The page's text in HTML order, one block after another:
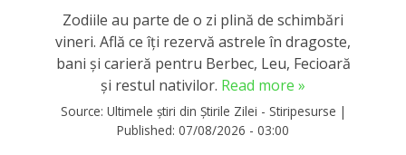
Zodiile au parte de o zi plină de schimbări
vineri. Află ce îți rezervă astrele în dragoste,
bani și carieră pentru Berbec, Leu, Fecioară
și restul nativilor. Read more »
Source: Ultimele știri din Știrile Zilei - Stiripesurse |
Published: 07/08/2026 - 03:00